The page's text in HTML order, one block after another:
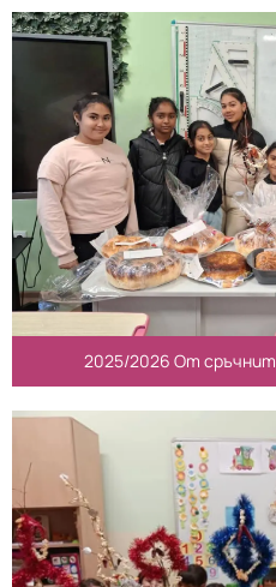
2025/2026 От